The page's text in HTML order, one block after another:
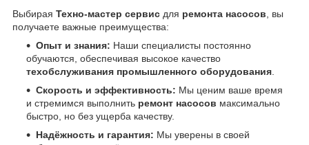
Выбирая Техно-мастер сервис для ремонта насосов, вы
получаете важные преимущества:
Опыт и знания: Наши специалисты постоянно
обучаются, обеспечивая высокое качество
техобслуживания промышленного оборудования.
Скорость и эффективность: Мы ценим ваше время
и стремимся выполнить ремонт насосов максимально
быстро, но без ущерба качеству.
Надёжность и гарантия: Мы уверены в своей